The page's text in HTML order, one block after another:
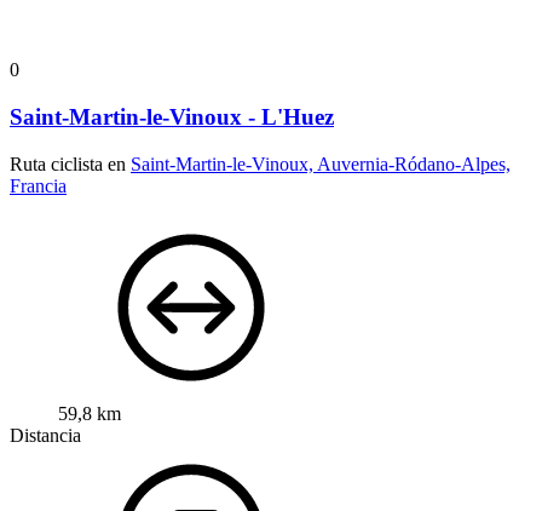
0
Saint-Martin-le-Vinoux - L'Huez
Ruta ciclista en Saint-Martin-le-Vinoux, Auvernia-Ródano-Alpes,
Francia
59,8 km
Distancia